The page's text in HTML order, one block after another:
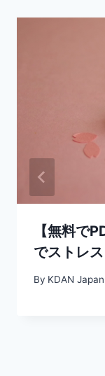
【無料で
でストレ
By KDAN Japan